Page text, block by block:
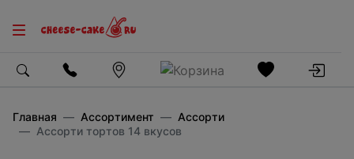
Главная Ассортимент
Ассорти
Ассорти тортов 14 вкусов